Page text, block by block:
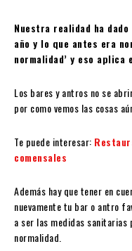
Nuestra realidad ha
año y lo que antes era
normalidad’ y eso aplica
Los bares y antros no se
por como vemos las cosas
Te puede interesar:
comensales
Además hay que tener en
nuevamente tu bar o antro
a ser las medidas sanitarias
normalidad.